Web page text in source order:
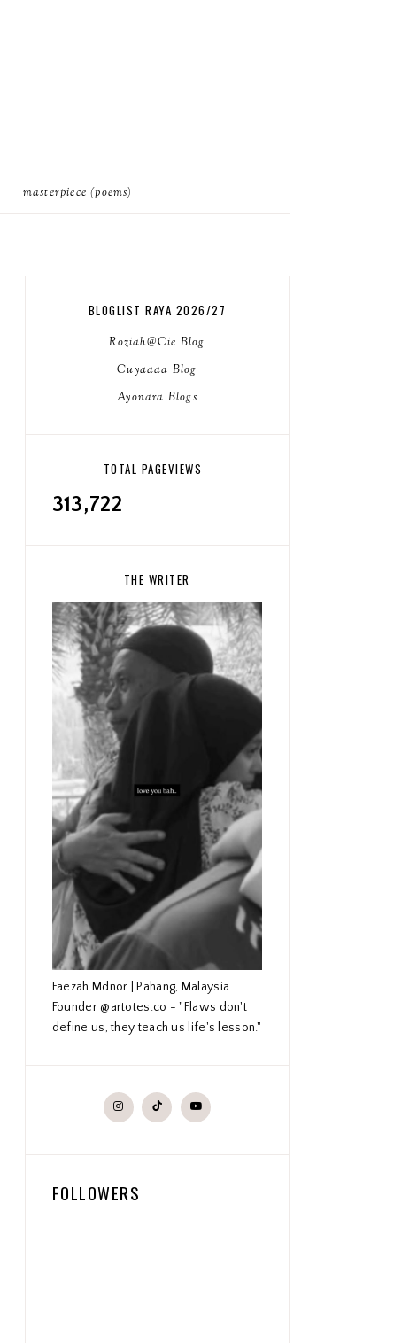
masterpiece (poems)
BLOGLIST RAYA 2026/27
Roziah@Cie Blog
Cuyaaaa Blog
Ayonara Blogs
TOTAL PAGEVIEWS
313,722
THE WRITER
Faezah Mdnor | Pahang, Malaysia.
Founder @artotes.co - "Flaws don't
define us, they teach us life's lesson."
FOLLOWERS